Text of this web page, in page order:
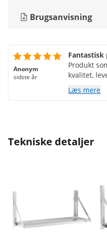
Brugsanvisning
Anonym
sidste år
Produkt
kvalitet,
Læs mere
Tekniske detaljer